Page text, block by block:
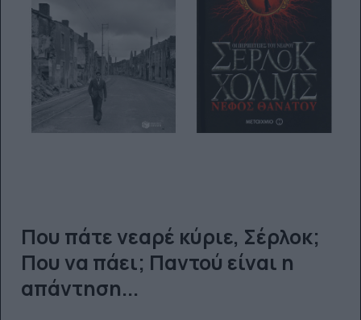
Που πάτε νεαρέ κύριε, Σέρλοκ;
Που να πάει; Παντού είναι η
απάντηση...